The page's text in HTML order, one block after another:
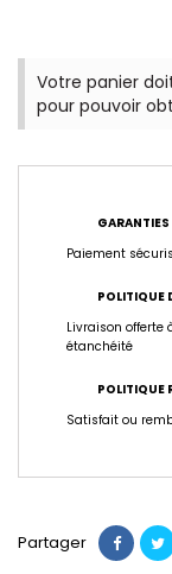
Votre panier
pour pouvoir
Paiement
POLITIQUE
Livraison
étanchéité
POLITIQUE
Satisfait ou
Partager